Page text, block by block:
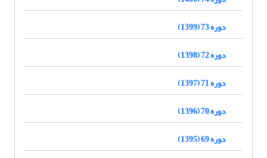
دوره 73 (1399)
دوره 72 (1398)
دوره 71 (1397)
دوره 70 (1396)
دوره 69 (1395)